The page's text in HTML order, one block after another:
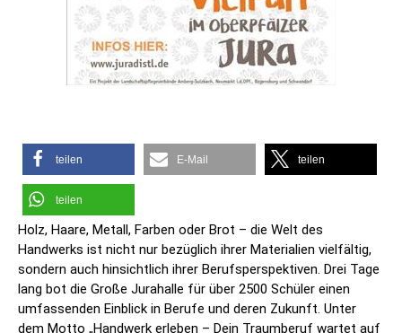
teilen E-Mail teilen
teilen
Holz, Haare, Metall, Farben oder Brot – die Welt des
Handwerks ist nicht nur bezüglich ihrer Materialien vielfältig,
sondern auch hinsichtlich ihrer Berufsperspektiven. Drei Tage
lang bot die Große Jurahalle für über 2500 Schüler einen
umfassenden Einblick in Berufe und deren Zukunft. Unter
dem Motto „Handwerk erleben – Dein Traumberuf wartet auf